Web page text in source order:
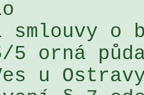
o
5 orná
u